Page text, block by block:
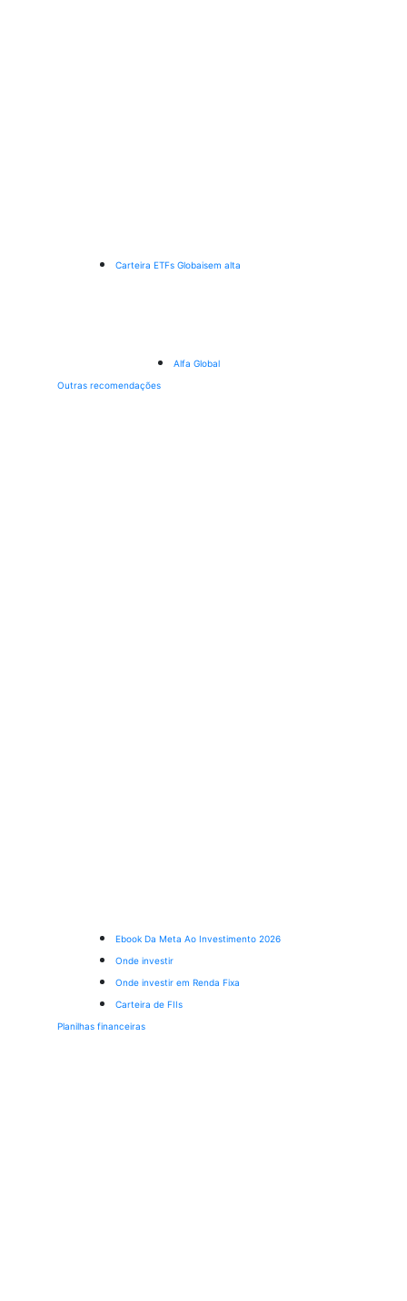
Carteira ETFs Globaisem alta
Alfa Global
Outras recomendações
Ebook Da Meta Ao Investimento 2026
Onde investir
Onde investir em Renda Fixa
Carteira de FIIs
Planilhas financeiras